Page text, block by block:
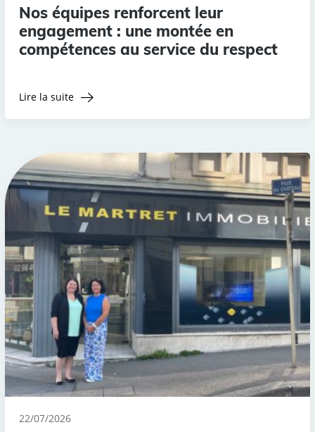
Nos équipes renforcent leur
engagement : une montée en
compétences au service du respect
Lire la suite
22/07/2026